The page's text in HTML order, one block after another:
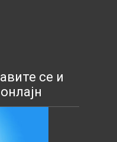
се и